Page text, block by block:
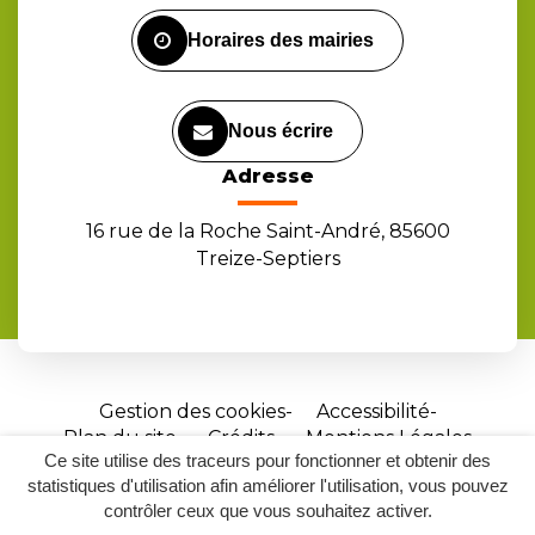
Ce site utilise des traceurs pour fonctionner et obtenir des
statistiques d'utilisation afin améliorer l'utilisation, vous pouvez
contrôler ceux que vous souhaitez activer.
Horaires des mairies
Nous écrire
Adresse
16 rue de la Roche Saint-André, 85600
Treize-Septiers
Gestion des cookies
Accessibilité
Plan du site
Crédits
Mentions Légales
Site
réalisé